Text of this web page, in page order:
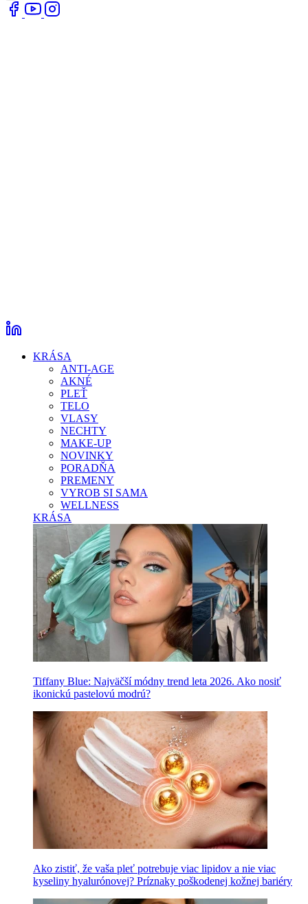
KRÁSA
ANTI-AGE
AKNÉ
PLEŤ
TELO
VLASY
NECHTY
MAKE-UP
NOVINKY
PORADŇA
PREMENY
VYROB SI SAMA
WELLNESS
KRÁSA
Tiffany Blue: Najväčší módny trend leta 2026. Ako nosiť
ikonickú pastelovú modrú?
Ako zistiť, že vaša pleť potrebuje viac lipidov a nie viac
kyseliny hyalurónovej? Príznaky poškodenej kožnej bariéry